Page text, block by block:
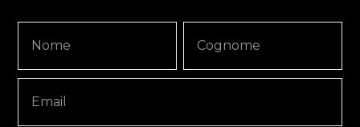
Signup
Copy